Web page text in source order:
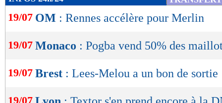
de
lecture
OK
19/07 OM : Rennes accélère pour Merlin
19/07 Monaco : Pogba vend 50% des
19/07 Brest : Lees-Melou a un bon de sortie
19/07